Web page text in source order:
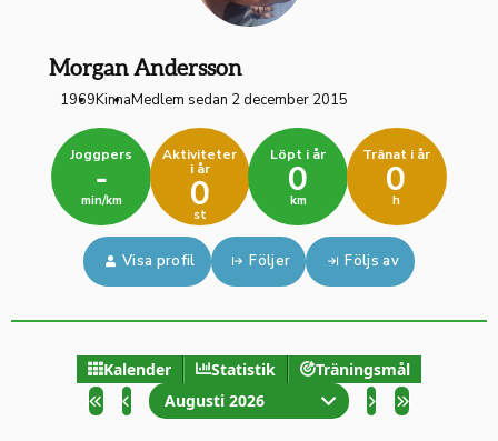
Morgan Andersson
1969KinnaMedlem sedan 2 december 2015
Joggpers
-
min/km
Aktiviteter
i år
0
st
Löpt i år
0
km
Tränat i år
0
h
Visa profil Följer Följs av
Kalender Statistik
Träningsmål
Augusti 2026